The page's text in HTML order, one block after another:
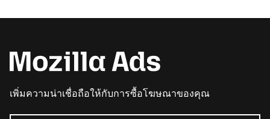
เพิ่มความน่าเชื่อถือให้กับการซื้อโฆษณาของคุณ